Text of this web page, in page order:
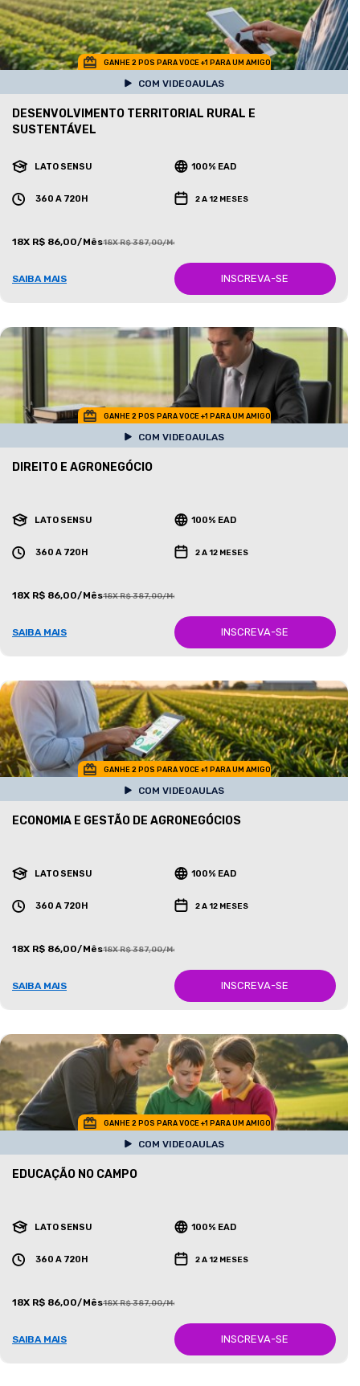
GANHE 2 POS PARA VOCE +1 PARA UM AMIGO
COM VIDEOAULAS
DESENVOLVIMENTO TERRITORIAL RURAL E
SUSTENTÁVEL
LATO SENSU 100% EAD
360 A 720H 2 A 12 MESES
18X R$ 86,00/Mês18X R$ 387,00/Mês
SAIBA MAIS INSCREVA-SE
GANHE 2 POS PARA VOCE +1 PARA UM AMIGO
COM VIDEOAULAS
DIREITO E AGRONEGÓCIO
LATO SENSU 100% EAD
360 A 720H 2 A 12 MESES
18X R$ 86,00/Mês18X R$ 387,00/Mês
SAIBA MAIS INSCREVA-SE
GANHE 2 POS PARA VOCE +1 PARA UM AMIGO
COM VIDEOAULAS
ECONOMIA E GESTÃO DE AGRONEGÓCIOS
LATO SENSU 100% EAD
360 A 720H 2 A 12 MESES
18X R$ 86,00/Mês18X R$ 387,00/Mês
SAIBA MAIS INSCREVA-SE
GANHE 2 POS PARA VOCE +1 PARA UM AMIGO
COM VIDEOAULAS
EDUCAÇÃO NO CAMPO
LATO SENSU 100% EAD
360 A 720H 2 A 12 MESES
18X R$ 86,00/Mês18X R$ 387,00/Mês
SAIBA MAIS INSCREVA-SE